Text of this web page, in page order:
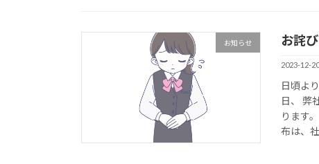
お知らせ お詫び
2023-12-20
日頃よ
日、 弊
ります
布は、